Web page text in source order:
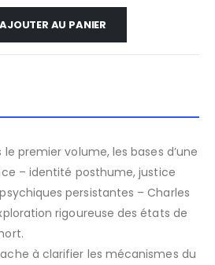
AJOUTER AU PANIER
premier volume, les bases d’une
– identité posthume, justice
persistantes – Charles
rigoureuse des états de
à clarifier les mécanismes du